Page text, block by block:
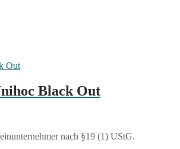
Black Out
nach §19 (1) UStG.